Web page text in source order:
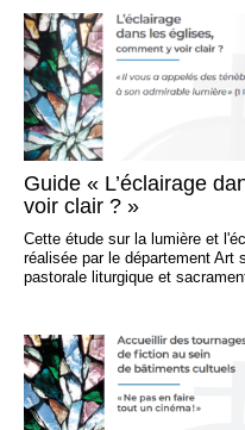
Guide « L’éclairage
voir clair ? »
Cette étude sur la lumière et
réalisée par le département Art
pastorale liturgique et